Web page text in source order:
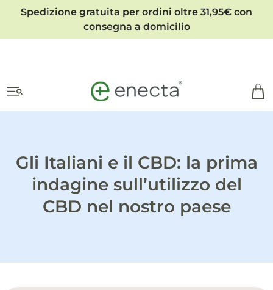
Spedizione gratuita per ordini oltre 31,95€ con
consegna a domicilio
Gli Italiani e il CBD: la prima
indagine sull’utilizzo del
CBD nel nostro paese